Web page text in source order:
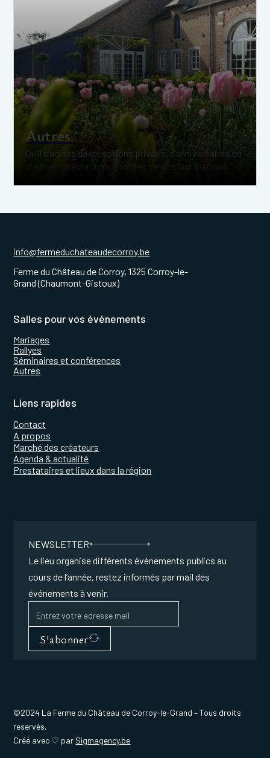
Autres
Qu’il s’agisse de réceptions privées, d’anniversaires ou
info@fermeduchateaudecorroy.be
Ferme du Château de Corroy, 1325 Corroy-le-
Grand (Chaumont-Gistoux)
Salles pour vos événements
Mariages
Rallyes
Séminaires et conférences
Autres
Liens rapides
Contact
A propos
Marché des créateurs
Agenda & actualité
Prestataires et lieux dans la région
NEWSLETTER
Le lieu organise différents événements publics au
cours de l’année, restez informés par mail des
événements à venir.
S'abonner
©2024 La Ferme du Château de Corroy-le-Grand – Tous droits
reservés.
Créé avec ♡ par Sigmagency.be